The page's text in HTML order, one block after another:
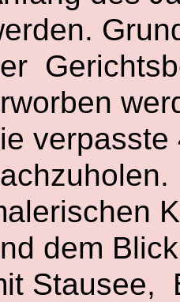
verpasste
dem
Stausee,